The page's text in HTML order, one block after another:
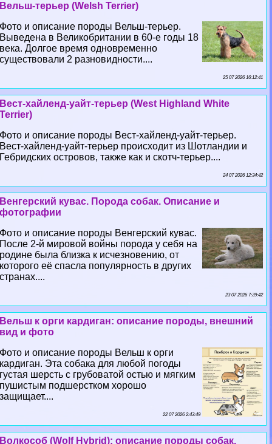
Вельш-терьер (Welsh Terrier)
Фото и описание породы Вельш-терьер.
Выведена в Великобритании в 60-е годы 18
века. Долгое время одновременно
существовали 2 разновидности....
25 07 2026 16:12:41
Вест-хайленд-уайт-терьер (West Highland White
Terrier)
Фото и описание породы Вест-хайленд-уайт-терьер.
Вест-хайленд-уайт-терьер происходит из Шотландии и
Гебридских островов, также как и скотч-терьер....
24 07 2026 12:34:42
Венгерский кувас. Порода собак. Описание и
фотографии
Фото и описание породы Венгерский кувас.
После 2-й мировой войны порода у себя на
родине была близка к исчезновению, от
которого её спасла популярность в других
странах....
23 07 2026 7:39:42
Вельш к opги кардиган: описание породы, внешний
вид и фото
Фото и описание породы Вельш к opги
кардиган. Эта собака для любой погоды
густая шерсть с грубоватой остью и мягким
пушистым подшерстком хорошо
защищает....
22 07 2026 2:43:49
Волкособ (Wolf Hybrid): описание породы собак,